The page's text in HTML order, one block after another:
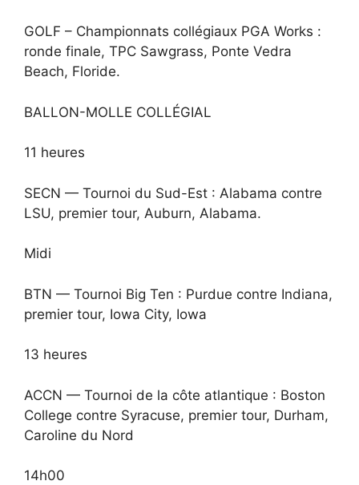
GOLF – Championnats collégiaux PGA Works :
ronde finale, TPC Sawgrass, Ponte Vedra
Beach, Floride.
BALLON-MOLLE COLLÉGIAL
11 heures
SECN — Tournoi du Sud-Est : Alabama contre
LSU, premier tour, Auburn, Alabama.
Midi
BTN — Tournoi Big Ten : Purdue contre Indiana,
premier tour, Iowa City, Iowa
13 heures
ACCN — Tournoi de la côte atlantique : Boston
College contre Syracuse, premier tour, Durham,
Caroline du Nord
14h00